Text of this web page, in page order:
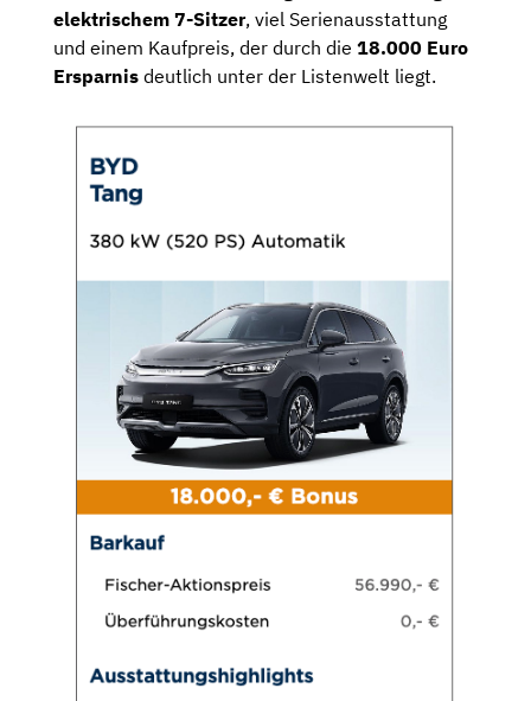
elektrischem 7-Sitzer, viel Serienausstattung
und einem Kaufpreis, der durch die 18.000 Euro
Ersparnis deutlich unter der Listenwelt liegt.